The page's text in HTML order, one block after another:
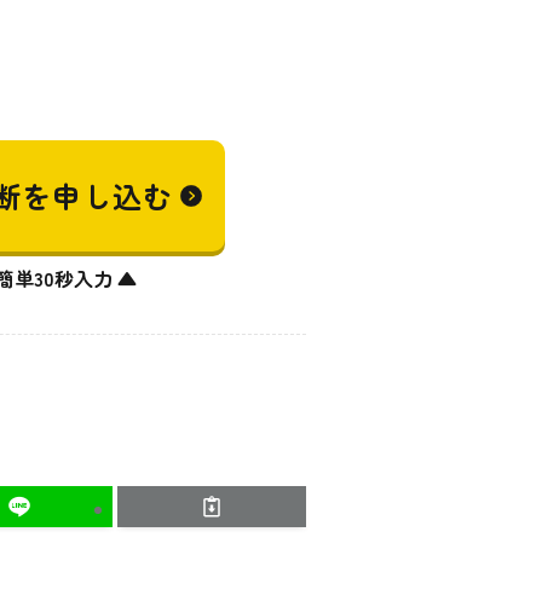
を申し込む
単30秒入力 ▲